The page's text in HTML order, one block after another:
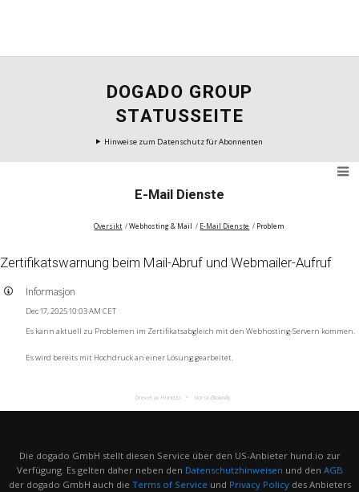
DOGADO GROUP
STATUSSEITE
Hinweise zum Datenschutz für Abonnenten
E-Mail Dienste
Oversikt Webhosting & Mail E-Mail Dienste Problem
Zertifikatswarnung beim Mail-Abruf und Webmailer-Aufruf
Informasjon
Dec 17, 2025 10:03 AM CET
Es kann aktuell zu Problemen im Zertifikatsabgleich mit den Webhosting-Servern kommen.
Es wird bereits mit Hochdruck an einer Lösung gearbeitet.
Drevet av Hund.io Norsk (Bokmål)
Die dogado GmbH stellt diesen Service über den US-Anbieter hund.io zur
Verfügung. Es gelten daher neben den Datenschutzhinweisen und den AGB
der dogado GmbH auch die Terms of Service und Privacy Policydes Anbieters